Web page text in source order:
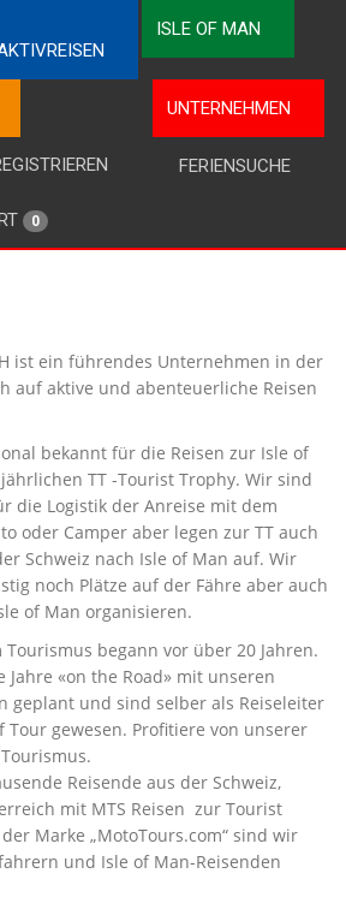
ISLE OF MAN
UNTERNEHMEN
FERIENSUCHE
0
ist ein führendes Unternehmen in der
auf aktive und abenteuerliche Reisen
bekannt für die Reisen zur Isle of
TT -Tourist Trophy. Wir sind
die Logistik der Anreise mit dem
oder Camper aber legen zur TT auch
Schweiz nach Isle of Man auf. Wir
noch Plätze auf der Fähre aber auch
of Man organisieren.
Tourismus begann vor über 20 Jahren.
«on the Road» mit unseren
geplant und sind selber als Reiseleiter
gewesen. Profitiere von unserer
Reisende aus der Schweiz,
mit MTS Reisen zur Tourist
Marke „MotoTours.com“ sind wir
und Isle of Man-Reisenden